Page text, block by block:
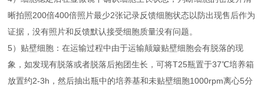
晰拍照200倍400倍照片最少2张记录反馈细胞状态以防出现售后作为
证据，没有照片和反馈默认接受细胞质量没有问题。
5）贴壁细胞：在运输过程中由于运输颠簸贴壁细胞会有脱落的现
象，如发现有脱落或者脱落后抱团生长，可将T25瓶置于37℃培养箱
放置约2-3h，然后抽出瓶中的培养基和未贴壁细胞1000rpm离心5分